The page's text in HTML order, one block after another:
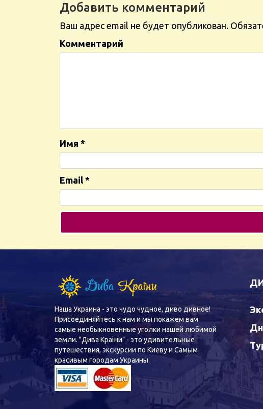
Добавить комментарий
Ваш адрес email не будет опубликован.
Комментарий
Имя *
Email *
Наша Украина - это чудо чудное, диво дивное!
Присоединяйтесь к нам и мы покажем вам
самые необыкновенные уголки нашей любимой
земли. "Дива Країни" - это удивительные
путешествия, экскурсии по Киеву и Самым
красивым городам Украины.